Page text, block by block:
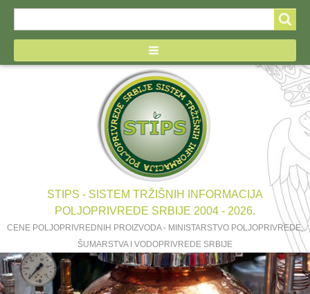
Search
form
STIPS - SISTEM TRŽIŠNIH INFORMACIJA
POLJOPRIVREDE SRBIJE 2004 - 2026.
CENE POLJOPRIVREDNIH PROIZVODA - MINISTARSTVO POLJOPRIVREDE,
ŠUMARSTVA I VODOPRIVREDE SRBIJE